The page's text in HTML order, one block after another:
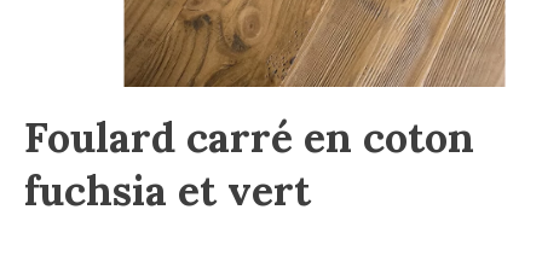
Foulard carré en coton
fuchsia et vert